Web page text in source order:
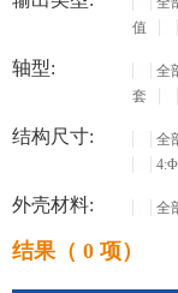
值
轴型: 全
套
结构尺寸: 全
外壳材料: 全
结果（ 0 项）